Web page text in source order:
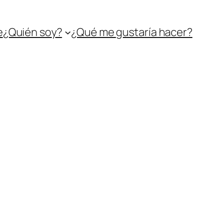
¿Quién soy? ¿Qué me gustaría hacer?